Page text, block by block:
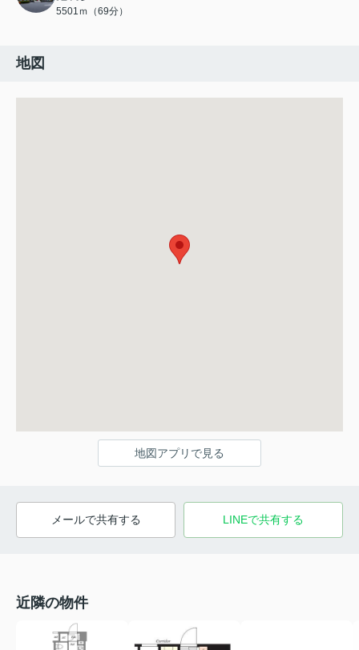
5501ｍ（69分）
地図
地図アプリで見る
メールで共有する LINEで共有する
近隣の物件